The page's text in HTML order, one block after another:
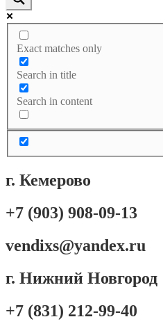
Exact matches only
Search in title
Search in content
г. Кемерово
+7 (903) 908-09-13
vendixs@yandex.ru
г. Нижний Новгород
+7 (831) 212-99-40